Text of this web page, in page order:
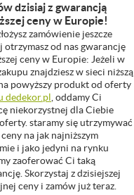
dzisiaj z gwarancją
ceny w Europie!
zamówienie jeszcze
otrzymasz od nas gwarancję
ceny w Europie: Jeżeli w
znajdziesz w sieci niższą
powyższy produkt od oferty
dedekor.pl, oddamy Ci
niekorzystnej dla Ciebie
staramy się utrzymywać
ceny na jak najniższym
i jako jedyni na rynku
zaoferować Ci taką
Skorzystaj z dzisiejszej
ceny i zamów już teraz.